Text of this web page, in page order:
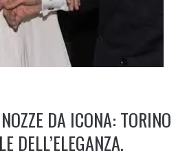
DA ICONA: TORINO
DELL’ELEGANZA.